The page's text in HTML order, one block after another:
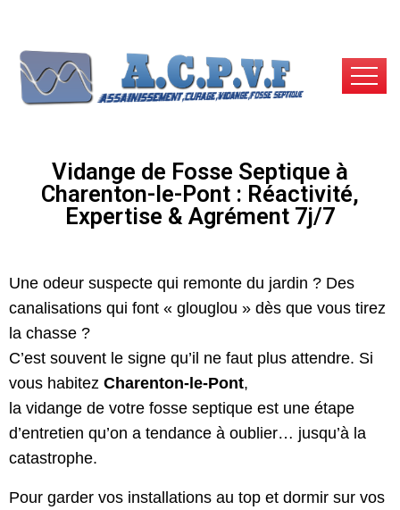
Vidange de Fosse Septique à
Charenton-le-Pont : Réactivité,
Expertise & Agrément 7j/7
Une odeur suspecte qui remonte du jardin ? Des
canalisations qui font « glouglou » dès que vous tirez
la chasse ?
C’est souvent le signe qu’il ne faut plus attendre. Si
vous habitez Charenton-le-Pont,
la vidange de votre fosse septique est une étape
d’entretien qu’on a tendance à oublier… jusqu’à la
catastrophe.
Pour garder vos installations au top et dormir sur vos